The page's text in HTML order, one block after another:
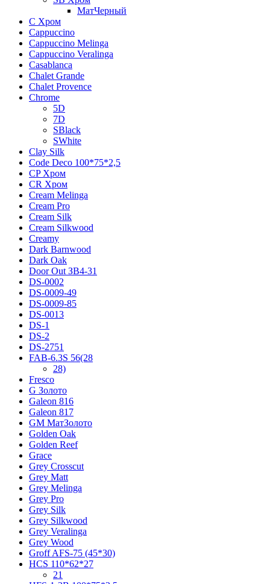
МатЧерный
C Хром
Cappuccino
Cappuccino Melinga
Cappuccino Veralinga
Casablanca
Chalet Grande
Chalet Provence
Chrome
5D
7D
SBlack
SWhite
Clay Silk
Code Deco 100*75*2,5
CP Хром
CR Хром
Cream Melinga
Cream Pro
Cream Silk
Cream Silkwood
Creamy
Dark Barnwood
Dark Oak
Door Out ЗВ4-31
DS-0002
DS-0009-49
DS-0009-85
DS-0013
DS-1
DS-2
DS-2751
FAB-6.3S 56(28
28)
Fresco
G Золото
Galeon 816
Galeon 817
GM МатЗолото
Golden Oak
Golden Reef
Grace
Grey Crosscut
Grey Matt
Grey Melinga
Grey Pro
Grey Silk
Grey Silkwood
Grey Veralinga
Grey Wood
Groff AFS-75 (45*30)
HCS 110*62*27
21